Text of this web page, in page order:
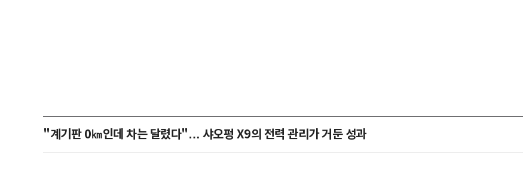
"계기판 0㎞인데 차는 달렸다"… 샤오펑 X9의 전력 관리가 거둔 성과